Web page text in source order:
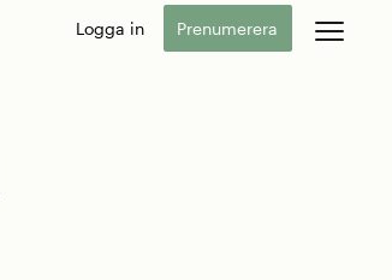
Logga in Prenumerera